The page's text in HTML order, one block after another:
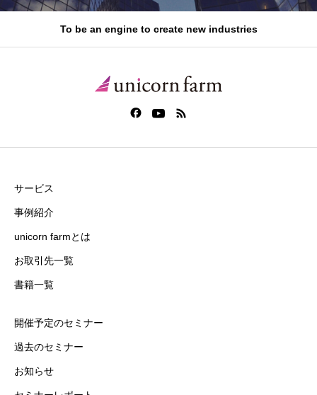
To be an engine to create new industries
サービス
事例紹介
unicorn farmとは
お取引先一覧
書籍一覧
開催予定のセミナー
過去のセミナー
お知らせ